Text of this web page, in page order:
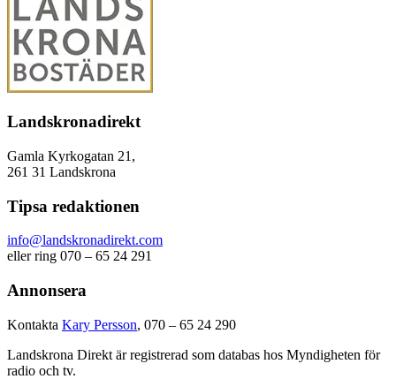
Landskronadirekt
Gamla Kyrkogatan 21,
261 31 Landskrona
Tipsa redaktionen
info@landskronadirekt.com
eller ring 070 – 65 24 291
Annonsera
Kontakta Kary Persson, 070 – 65 24 290
Landskrona Direkt är registrerad som databas hos Myndigheten för
radio och tv.